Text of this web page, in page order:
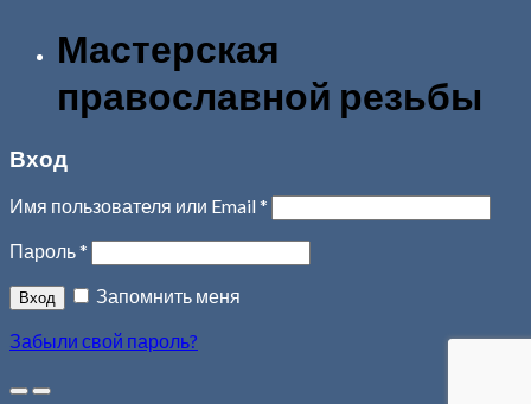
Мастерская
православной резьбы
Вход
Имя пользователя или Email*
Пароль*
Запомнить меня
Забыли свой пароль?